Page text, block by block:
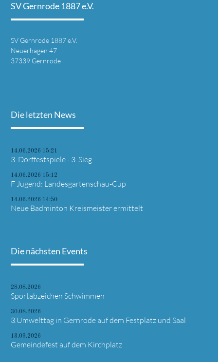
SV Gernrode 1887 e.V.
SV Gernrode 1887 e.V.
Neuerhagen 47
37339 Gernrode
Die letzten News
14.06.2026 15:21
3. Dorffestspiele - 3. Sieg
14.06.2026 15:12
F Jugend: Landesgartenschau-Cup
14.06.2026 14:50
Neue Badminton Kreismeister ermittelt
Die nächsten Events
28.08.2026
Sportabzeichen Schwimmen
30.08.2026
3.Umwelttag in Gernrode auf dem Festplatz und Saal
13.09.2026
Gemeindefest auf dem Kirchplatz